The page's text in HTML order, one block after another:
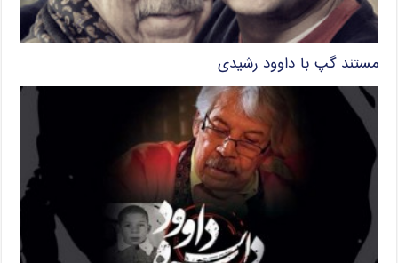
مستند گپ با داوود رشیدی